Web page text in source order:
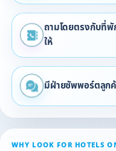
ถามโดยตรงกับที่
ให้
มีฝ่ายซัพพอร์ตลูก
WHY LOOK FOR HOTELS